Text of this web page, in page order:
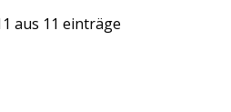
aus 11 einträge